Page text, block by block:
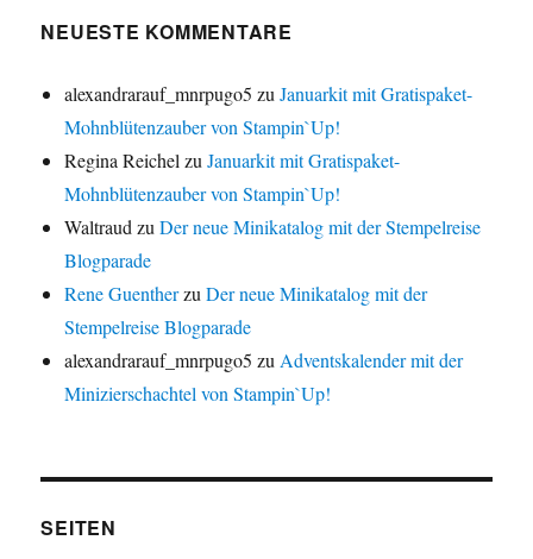
NEUESTE KOMMENTARE
alexandrarauf_mnrpugo5 zuJanuarkit mit Gratispaket-
Mohnblütenzauber von Stampin`Up!
Regina Reichel zuJanuarkit mit Gratispaket-
Mohnblütenzauber von Stampin`Up!
Waltraud zuDer neue Minikatalog mit der Stempelreise
Blogparade
Rene GuentherzuDer neue Minikatalog mit der
Stempelreise Blogparade
alexandrarauf_mnrpugo5 zu Adventskalender mit der
Minizierschachtel von Stampin`Up!
SEITEN